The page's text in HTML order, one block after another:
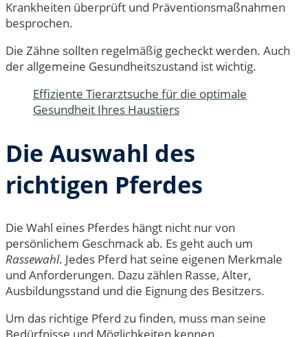
Krankheiten überprüft und Präventionsmaßnahmen
besprochen.
Die Zähne sollten regelmäßig gecheckt werden. Auch
der allgemeine Gesundheitszustand ist wichtig.
Effiziente Tierarztsuche für die optimale
Gesundheit Ihres Haustiers
Die Auswahl des
richtigen Pferdes
Die Wahl eines Pferdes hängt nicht nur von
persönlichem Geschmack ab. Es geht auch um
Rassewahl. Jedes Pferd hat seine eigenen Merkmale
und Anforderungen. Dazu zählen Rasse, Alter,
Ausbildungsstand und die Eignung des Besitzers.
Um das richtige Pferd zu finden, muss man seine
Bedürfnisse und Möglichkeiten kennen.